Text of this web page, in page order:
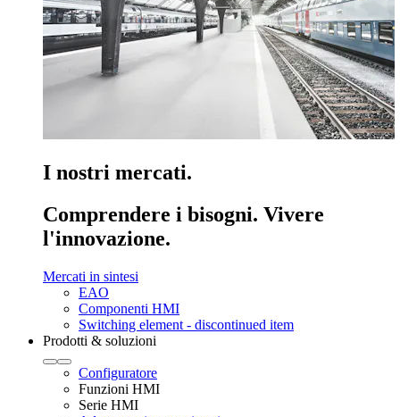
I nostri mercati.
Comprendere i bisogni. Vivere
l'innovazione.
Mercati in sintesi
EAO
Componenti HMI
Switching element - discontinued item
Prodotti & soluzioni
Configuratore
Funzioni HMI
Serie HMI